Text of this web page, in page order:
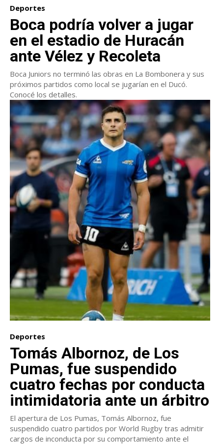
Deportes
Boca podría volver a jugar
en el estadio de Huracán
ante Vélez y Recoleta
Boca Juniors no terminó las obras en La Bombonera y sus
próximos partidos como local se jugarían en el Ducó.
Conocé los detalles.
Deportes
Tomás Albornoz, de Los
Pumas, fue suspendido
cuatro fechas por conducta
intimidatoria ante un árbitro
El apertura de Los Pumas, Tomás Albornoz, fue
suspendido cuatro partidos por World Rugby tras admitir
cargos de inconducta por su comportamiento ante el